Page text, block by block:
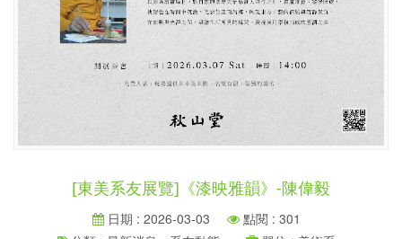
[東美系友展覽]《漆映雅韻》-陳偉毅
日期 : 2026-03-03
點閱 : 301